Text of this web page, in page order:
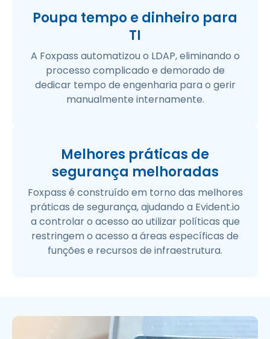
Poupa tempo e dinheiro para
TI
A Foxpass automatizou o LDAP, eliminando o
processo complicado e demorado de
dedicar tempo de engenharia para o gerir
manualmente internamente.
Melhores práticas de
segurança melhoradas
Foxpass é construído em torno das melhores
práticas de segurança, ajudando a Evident.io
a controlar o acesso ao utilizar políticas que
restringem o acesso a áreas específicas de
funções e recursos de infraestrutura.